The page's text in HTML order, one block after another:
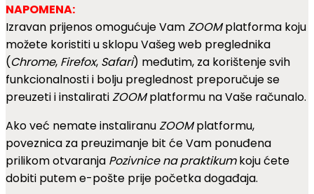
NAPOMENA:
Izravan prijenos omogućuje VamZOOMplatforma koju
možete koristiti u sklopu Vašeg web preglednika
(Chrome, Firefox, Safari) međutim, za korištenje svih
funkcionalnosti i bolju preglednost preporučuje se
preuzeti i instaliratiZOOMplatformu na Vaše računalo.
Ako već nemate instaliranuZOOMplatformu,
poveznica za preuzimanje bit će Vam ponuđena
prilikom otvaranja Pozivnice na praktikumkoju ćete
dobiti putem e-pošte prije početka događaja.